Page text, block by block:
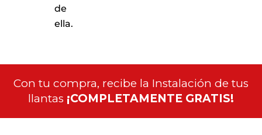
de
ella.
Con tu compra, recibe la Instalación de tus
llantas ¡COMPLETAMENTE GRATIS!